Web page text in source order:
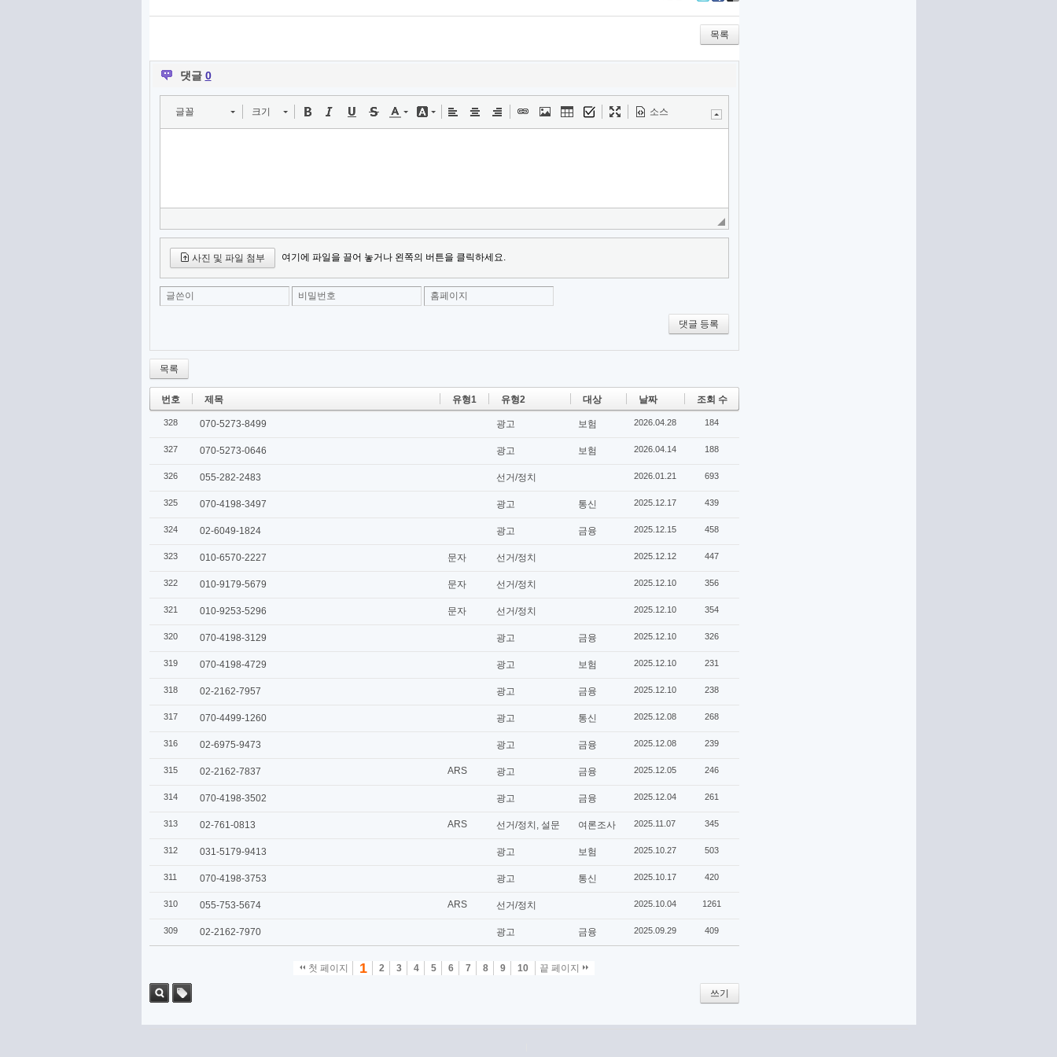
목록
댓글 0
글꼴 크기 소스
사진 및 파일 첨부 여기에 파일을 끌어 놓거나 왼쪽의 버튼을 클릭하세요.
글쓴이 비밀번호 홈페이지
댓글 등록
목록
번호 제목 유형1 유형2 대상 날짜 조회 수
328 070-5273-8499 광고 보험 2026.04.28 184
327 070-5273-0646 광고 보험 2026.04.14 188
326 055-282-2483 선거/정치 2026.01.21 693
325 070-4198-3497 광고 통신 2025.12.17 439
324 02-6049-1824 광고 금융 2025.12.15 458
323 010-6570-2227 문자 선거/정치 2025.12.12 447
322 010-9179-5679 문자 선거/정치 2025.12.10 356
321 010-9253-5296 문자 선거/정치 2025.12.10 354
320 070-4198-3129 광고 금융 2025.12.10 326
319 070-4198-4729 광고 보험 2025.12.10 231
318 02-2162-7957 광고 금융 2025.12.10 238
317 070-4499-1260 광고 통신 2025.12.08 268
316 02-6975-9473 광고 금융 2025.12.08 239
315 02-2162-7837 ARS 광고 금융 2025.12.05 246
314 070-4198-3502 광고 금융 2025.12.04 261
313 02-761-0813 ARS 선거/정치, 설문 여론조사 2025.11.07 345
312 031-5179-9413 광고 보험 2025.10.27 503
311 070-4198-3753 광고 통신 2025.10.17 420
310 055-753-5674 ARS 선거/정치 2025.10.04 1261
309 02-2162-7970 광고 금융 2025.09.29 409
첫 페이지 1 2 3 4 5 6 7 8 9 10 끝 페이지
쓰기